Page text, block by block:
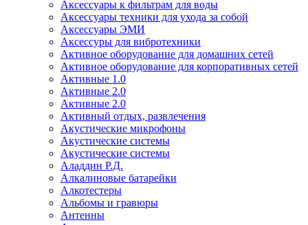
Аксессуары к фильтрам для воды
Аксессуары техники для ухода за собой
Аксессуары ЭМИ
Аксессуры для вибротехники
Активное оборудование для домашних сетей
Активное оборудование для корпоративных сетей
Активные 1.0
Активные 2.0
Активные 2.0
Активный отдых, развлечения
Акустические микрофоны
Акустические системы
Акустические системы
Аладдин Р.Д.
Алкалиновые батарейки
Алкотестеры
Альбомы и гравюры
Антенны